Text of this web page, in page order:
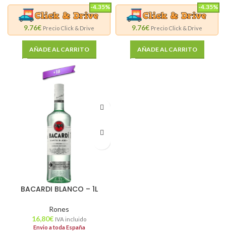
-4.35%
9.76€ Precio Click & Drive
AÑADE AL CARRITO
-4.35%
9.76€ Precio Click & Drive
AÑADE AL CARRITO
BACARDI BLANCO – 1L
Rones
16,80€ IVA incluido
Envio a toda España